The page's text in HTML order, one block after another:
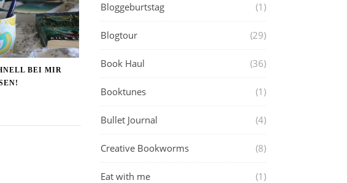
BEI MIR
Bloggeburtstag (1)
Blogtour (29)
Book Haul (36)
Booktunes (1)
Bullet Journal (4)
Creative Bookworms (8)
Eat with me (1)